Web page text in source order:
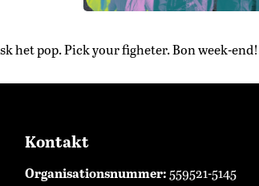
het pop. Pick your figheter. Bon week-end!
Kontakt
Organisationsnummer: 559521-5145